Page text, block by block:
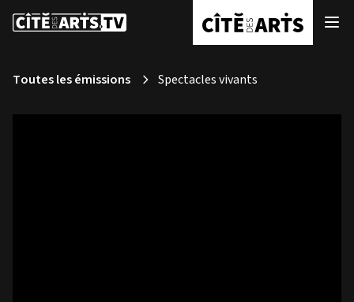
Toutes les émissions Spectacles vivants